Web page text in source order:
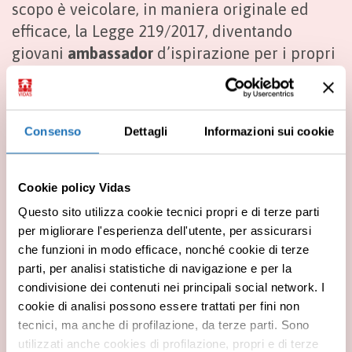
Consenso Dettagli Informazioni sui cookie
Cookie policy Vidas
Questo sito utilizza cookie tecnici propri e di terze parti
per migliorare l'esperienza dell'utente, per assicurarsi
che funzioni in modo efficace, nonché cookie di terze
parti, per analisi statistiche di navigazione e per la
condivisione dei contenuti nei principali social network. I
cookie di analisi possono essere trattati per fini non
tecnici, ma anche di profilazione, da terze parti. Sono
utilizzati anche cookies di profilazione, propri e di terze
scopo è veicolare, in maniera originale ed
efficace, la Legge 219/2017, diventando
giovani ambassador d’ispirazione per i propri
coetanei.
Gli studenti sono stati invitati a realizzazione
formato a loro scelta: video, campagne social,
Hanno partecipato 20 scuole in tutta Italia, i
primi classificati, la IISS del Liceo Linguistico
Antonio Pesenti di Cascina, sono stati invitati
a presentare quanto realizzato alFestival
culturale per i 40 anni di VIDAS alla presenza
di Gherardo Colombo, magistrato, ed
Elisabetta Soglio, giornalista del Corriere
Premi INVIO per cercare o ESC per uscire